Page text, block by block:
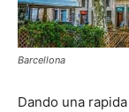
Barcellona
Dando una